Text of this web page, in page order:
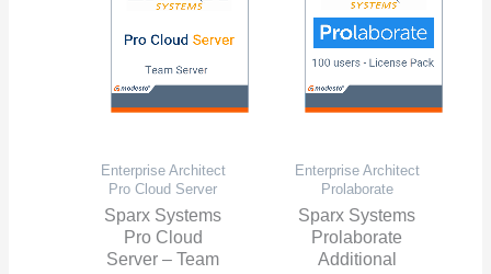
Enterprise Architect
Pro Cloud Server
Sparx Systems
Pro Cloud
Server – Team
Enterprise Architect
Prolaborate
Sparx Systems
Prolaborate
Additional